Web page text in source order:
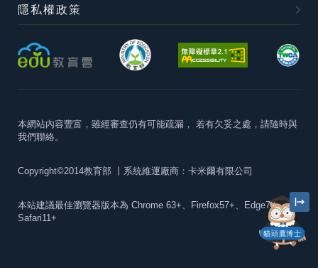
貓頭鷹博士
隱私權政策
本網站內容豐富，雖經審查仍有可能疏漏， 若有欠妥之處，請隨時與
我們聯絡。
Copyright©2014教育部 丨系統維運廠商：卡米爾有限公司
本站建議最佳瀏覽器版本為 Chrome 63+、Firefox57+、Edge79+及
Safari11+